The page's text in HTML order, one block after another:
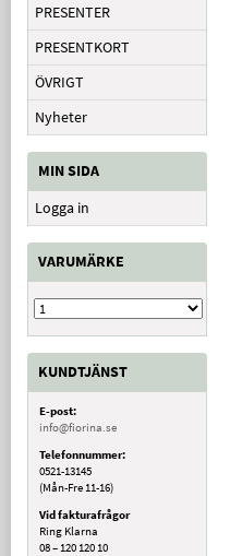
PRESENTER
PRESENTKORT
ÖVRIGT
Nyheter
MIN SIDA
Logga in
VARUMÄRKE
KUNDTJÄNST
E-post:
info@fiorina.se
Telefonnummer:
0521-13145
(Mån-Fre 11-16)
Vid fakturafrågor
Ring Klarna
08 – 120 120 10